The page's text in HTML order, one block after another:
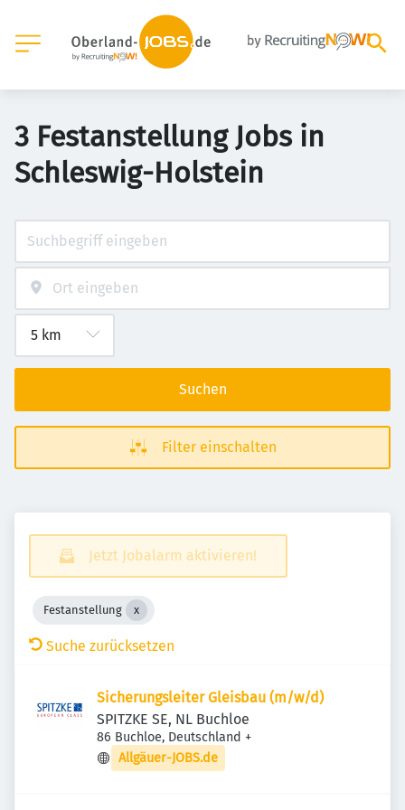
3 Festanstellung Jobs in
Schleswig-Holstein
Suchen
Filter einschalten
Jetzt Jobalarm aktivieren!
Festanstellung
Suche zurücksetzen
Sicherungsleiter Gleisbau (m/​w/​d)
SPITZKE SE, NL Buchloe
86 Buchloe, Deutschland +
Allgäuer-JOBS.de